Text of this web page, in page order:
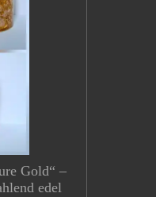
Gold“ –
edel